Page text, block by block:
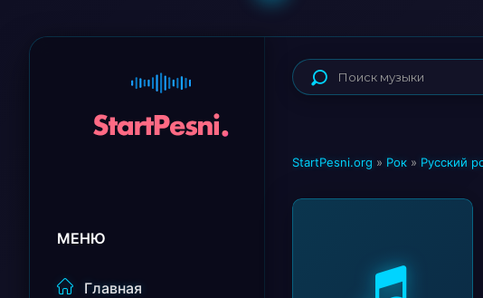
МЕНЮ
Главная
StartPesni.org » Рок » Русский